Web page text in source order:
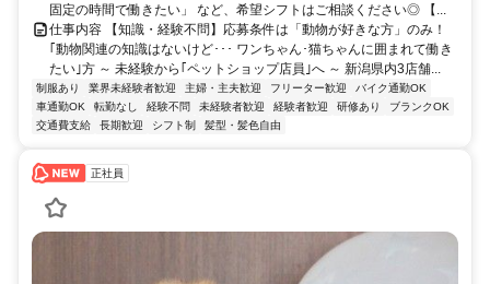
固定の時間で働きたい」 など、希望シフトはご相談ください◎ 【...
仕事内容 【知識・経験不問】応募条件は「動物が好きな方」のみ！
｢動物関連の知識はないけど･･･ ワンちゃん･猫ちゃんに囲まれて働き
たい｣方 ～ 未経験から｢ペットショップ店員｣へ ～ 新潟県内3店舗...
制服あり 業界未経験者歓迎 主婦・主夫歓迎 フリーター歓迎
バイク通勤OK
車通勤OK
転勤なし 経験不問 未経験者歓迎 経験者歓迎 研修あり
ブランクOK
交通費支給
長期歓迎 シフト制 髪型・髪色自由
正社員